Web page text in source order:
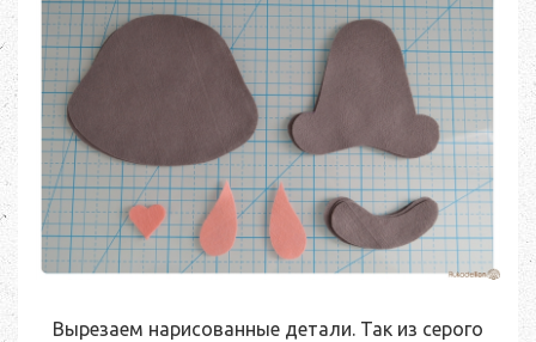
Вырезаем нарисованные детали. Так из серого